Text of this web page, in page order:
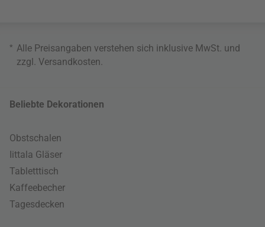
* Alle Preisangaben verstehen sich inklusive MwSt. und
zzgl. Versandkosten
Beliebte Dekorationen
Obstschalen
Iittala Gläser
Tabletttisch
Kaffeebecher
Tagesdecken